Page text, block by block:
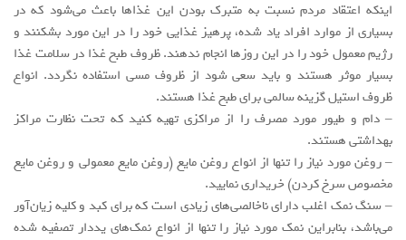
اینکه اعتقاد مردم نسبت به متبرک بودن این غذاها باعث می‌شود که در
بسیاری از موارد افراد یاد شده، پرهیز غذایی خود را در این مورد بشکنند و
رژیم معمول خود را در این روزها انجام ندهند. ظروف طبخ غذا در سلامت غذا
بسیار موثر هستند و باید سعی شود از ظروف مسی استفاده نگردد. انواع
ظروف استیل گزینه سالمی برای طبخ غذا هستند.
– دام و طیور مورد مصرف را از مراکزی تهیه کنید که تحت نظارت مراکز
بهداشتی هستند.
– روغن مورد نیاز را تنها از انواع روغن مایع (روغن مایع معمولی و روغن مایع
مخصوص سرخ کردن) خریداری نمایید.
– سنگ نمک اغلب دارای ناخالصی‌های زیادی است که برای کبد و کلیه زیان‌آور
می‌باشد، بنابراین نمک مورد نیاز را تنها از انواع نمک‌های یددار تصفیه شده